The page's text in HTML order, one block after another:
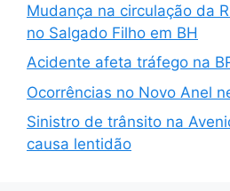
Mudança na circulação da
no Salgado Filho em BH
Acidente afeta tráfego na
Ocorrências no Novo Anel
Sinistro de trânsito na
causa lentidão